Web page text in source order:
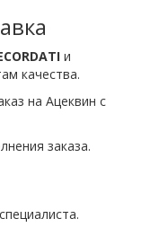
и
качества.
на Ацеквин с
заказа.